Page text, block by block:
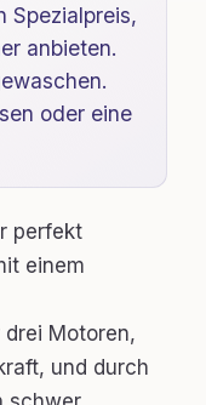
Spezialpreis,
anbieten.
oder eine
perfekt
einem
Motoren,
und durch